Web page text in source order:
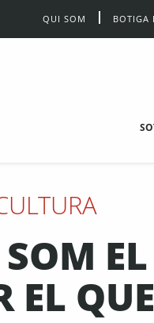
QUI SOM BOTIGA
EL
EL